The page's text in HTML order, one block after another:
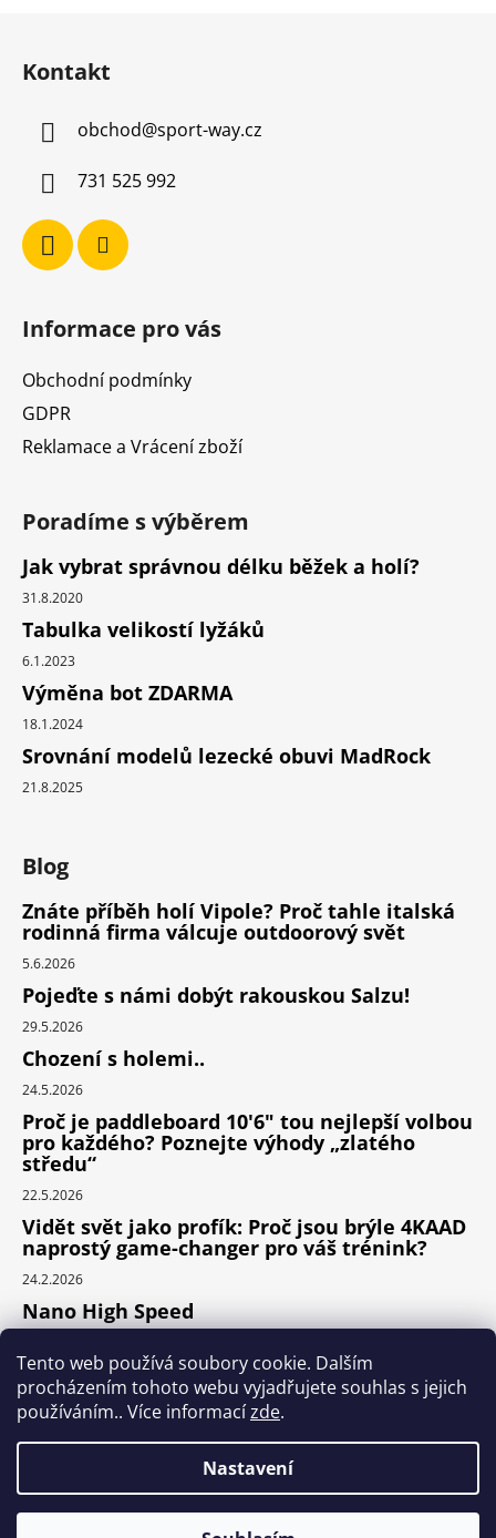
Tento web používá soubory cookie. Dalším
procházením tohoto webu vyjadřujete souhlas s jejich
používáním.. Více informacízde.
Nastavení
v
Kontakt
obchod@sport-way.cz
731 525 992
Informace pro vás
Obchodní podmínky
GDPR
Reklamace a Vrácení zboží
Poradíme s výběrem
Jak vybrat správnou délku běžek a holí?
31.8.2020
Tabulka velikostí lyžáků
6.1.2023
Výměna bot ZDARMA
18.1.2024
Srovnání modelů lezecké obuvi MadRock
21.8.2025
Blog
Znáte příběh holí Vipole? Proč tahle italská
rodinná firma válcuje outdoorový svět
5.6.2026
Pojeďte s námi dobýt rakouskou Salzu!
29.5.2026
Chození s holemi..
24.5.2026
Proč je paddleboard 10'6" tou nejlepší volbou
pro každého? Poznejte výhody „zlatého
středu“
22.5.2026
Vidět svět jako profík: Proč jsou brýle 4KAAD
naprostý game-changer pro váš trénink?
24.2.2026
Nano High Speed
Nejlepší cyklodoplňky v porovnání cena /
výkon
Vytvořil Shoptet